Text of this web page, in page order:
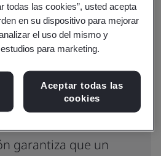
para productos
en carbono
garantiza que un
todas las cookies”, usted acepta
en su dispositivo para mejorar
el uso del mismo y
para marketing.
Aceptar todas las
cookies